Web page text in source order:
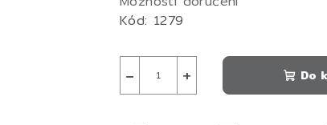
Kód: 1279
+
− Do